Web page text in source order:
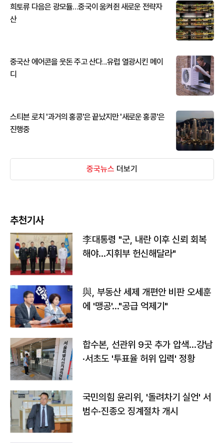
희토류 다음은 광모듈…중국이 움켜쥔 새로운 전략자
산
중국산 에어콘을 웃돈 주고 산다...유럽 열광시킨 메이
디
스티븐 로치 '과거의 홍콩'은 끝났지만 '새로운 홍콩'은
진행중
중국뉴스 더보기
추천기사
李대통령 "군, 내란 이후 신뢰 회복
해야…지휘부 헌신해달라"
與, 부동산 세제 개편안 비판 오세훈
에 '맹공'…"공급 억제기"
합수본, 선관위 9곳 추가 압색…강남
·서초도 '투표율 허위 입력' 정황
국민의힘 윤리위, '돌려차기 실언' 서
범수·진종오 징계절차 개시